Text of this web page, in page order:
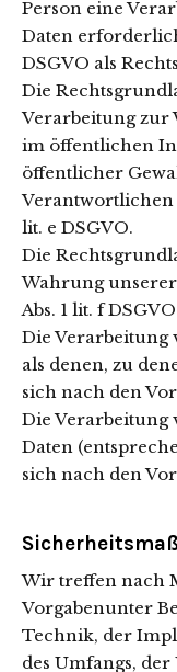
Person eine
Daten
DSGVO als
Die
Verarbeitung zur
im öffentlichen
öffentlicher
Verantwortlichen
lit. e DSGVO.
Die
Wahrung
Abs. 1 lit. f
Die Verarbeitung
als denen, zu
sich nach den
Die Verarbeitung
Daten
sich nach den
Wir treffen nach
Vorgabenunter
Technik, der
des Umfangs,